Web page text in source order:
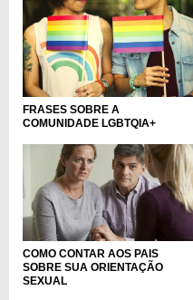
FRASES SOBRE A
COMUNIDADE LGBTQIA+
COMO CONTAR AOS PAIS
SOBRE SUA ORIENTAÇÃO
SEXUAL